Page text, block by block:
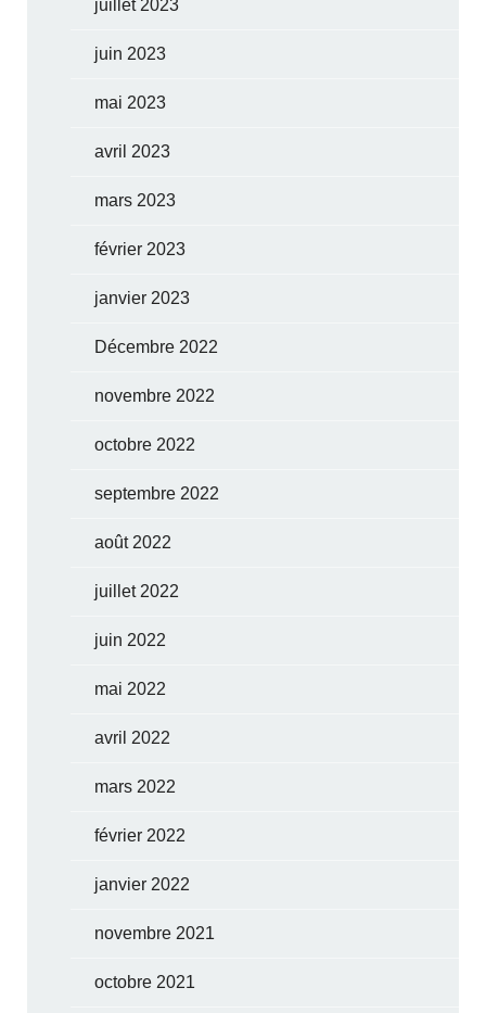
juillet 2023
juin 2023
mai 2023
avril 2023
mars 2023
février 2023
janvier 2023
Décembre 2022
novembre 2022
octobre 2022
septembre 2022
août 2022
juillet 2022
juin 2022
mai 2022
avril 2022
mars 2022
février 2022
janvier 2022
novembre 2021
octobre 2021